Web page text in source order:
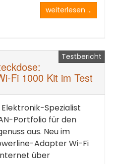
weiterlesen ...
Testbericht
Fi 1000 Kit im Test
Elektronik-Spezialist
Portfolio für den
aus. Neu im
Adapter Wi-Fi
über